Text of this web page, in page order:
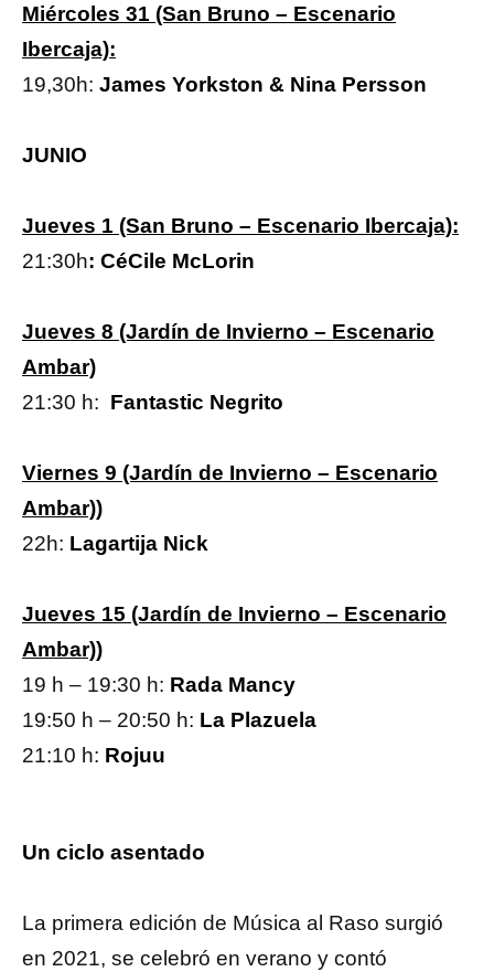
Miércoles 31 (San Bruno – Escenario
Ibercaja):
19,30h: James Yorkston & Nina Persson
JUNIO
Jueves 1 (San Bruno – Escenario Ibercaja):
21:30h: CéCile McLorin
Jueves 8 (Jardín de Invierno – Escenario
Ambar)
21:30 h: Fantastic Negrito
Viernes 9 (Jardín de Invierno – Escenario
Ambar))
22h: Lagartija Nick
Jueves 15 (Jardín de Invierno – Escenario
Ambar))
19 h – 19:30 h: Rada Mancy
19:50 h – 20:50 h: La Plazuela
21:10 h: Rojuu
Un ciclo asentado
La primera edición de Música al Raso surgió
en 2021, se celebró en verano y contó